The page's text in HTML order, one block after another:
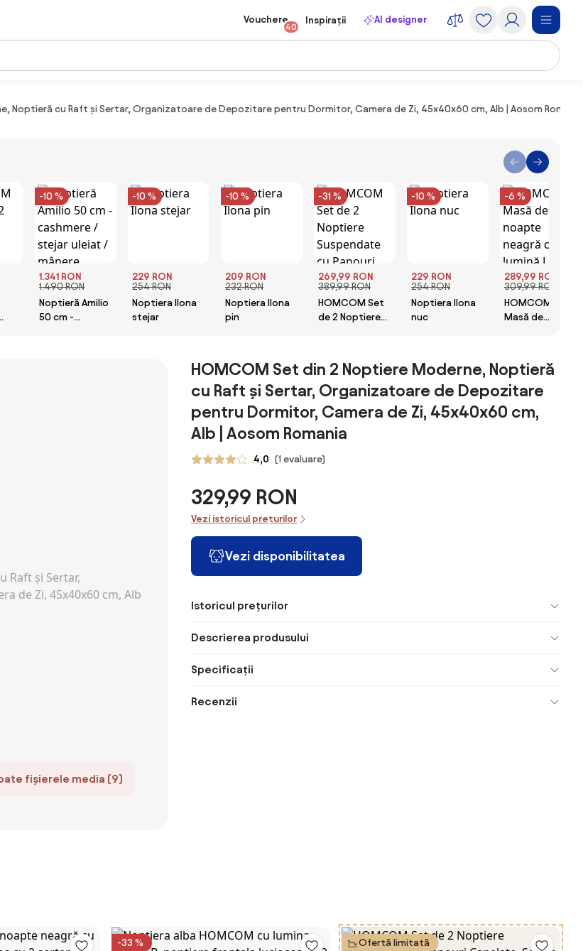
Vouchere
40
Inspirații AI designer
Noptieră cu Raft și Sertar, Organizatoare de Depozitare pentru Dormitor, Camera de Zi, 45x40x60 cm, Alb | Aosom Romania
-10 %
1.341 RON
1.490 RON
Noptieră Amilio
50 cm -
-10 %
229 RON
254 RON
Noptiera Ilona
stejar
-10 %
209 RON
232 RON
Noptiera Ilona
pin
-31 %
269,99 RON
389,99 RON
HOMCOM Set
de 2 Noptiere
Sertar și Raft,
40x34x29 cm,
Alb | Aosom
Romania
-10 %
229 RON
254 RON
Noptiera Ilona
nuc
-6 %
289,99 RON
309,99 RON
HOMCOM
Masă de
2 sertare,
pentru
Dormitor |
fișierele media (9)
HOMCOM Set din 2 Noptiere Moderne, Noptieră
cu Raft și Sertar, Organizatoare de Depozitare
pentru Dormitor, Camera de Zi, 45x40x60 cm,
Alb | Aosom Romania
4,0 (1 evaluare)
329,99 RON
Vezi istoricul prețurilor
Vezi disponibilitatea
Istoricul prețurilor
Descrierea produsului
Specificații
Recenzii
-33 %
Ofertă limitată